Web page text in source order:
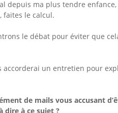
depuis ma plus tendre enfance,
faites le calcul.
le débat pour éviter que
accorderai un entretien pour
de mails vous accusant
dire à ce sujet ?